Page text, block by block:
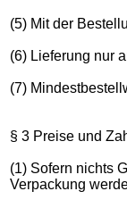
(5) Mit der
(6) Lieferung nur
(7)
§ 3 Preise und
(1) Sofern nichts
Verpackung